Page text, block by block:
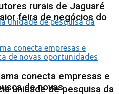
unidade de pesquisa da
rurais de Jaguaré
feira de negócios do
conecta empresas e
de novas